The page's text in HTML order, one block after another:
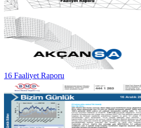
16 Faaliyet Raporu